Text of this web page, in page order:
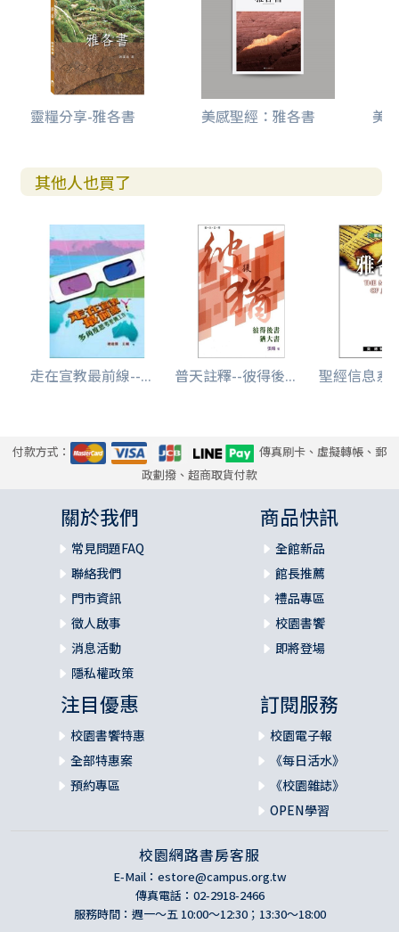
四 蒙神揀選子民新生活的形態：聖潔的生活（一13-二
10）
1 神子民道德生活的表現（一）（一13-21）
2 神子民兗德生活的表現（二）：彼此相愛及其基礎
（一22-25）
3 生命成長的動力：神恩惠的道（二1-3）
一 指引性勸勉（二11-12）
二 順服的生活（二13-三12）
2 對國家掌權者的順服（二13下-17）
3 僕人對主人的順服（二18-25）
4 夫妻間彼此的順服（三1-7）
5 總結：與眾人的關係（三8-12）
三 為義受苦的生活（三13-四6）
1 信徒為義受苦（三13-17）
2 基督的復活得勝帶給信徒救恩（三18-22）
3 活在應許下之神的子民（四1-6）
一 如火的試煉（四12-19）
二 論長老的職事（五1-5）
伍 最後的訓示及問安（五6-14）
靈糧分享-雅各書 美感聖經：雅各書 美
其他人也買了
走在宣教最前線--... 普天註釋--彼得後... 聖經信息系
付款方式：
傳真刷卡、虛擬轉帳、郵
政劃撥、超商取貨付款
關於我們
常見問題FAQ
聯絡我們
門市資訊
徵人啟事
消息活動
隱私權政策
商品快訊
全館新品
館長推薦
禮品專區
校園書饗
即將登場
注目優惠
校園書饗特惠
全部特惠案
預約專區
訂閱服務
校園電子報
《每日活水》
《校園雜誌》
OPEN學習
校園網路書房客服
E-Mail： estore@campus.org.tw
傳真電話：02-2918-2466
服務時間：週一～五 10:00～12:30；13:30～18:00